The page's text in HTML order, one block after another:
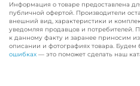
Информация о товаре предоставлена
публичной офертой. Производители
внешний вид, характеристики и
уведомляя продавцов и потребителей.
к данному факту и заранее приносим
описании и фотографиях товара. Будем
ошибках — это поможет сделать наш